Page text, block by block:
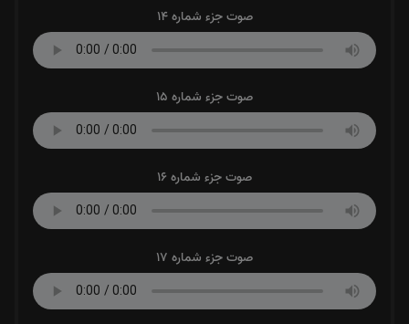
صوت جزء شماره 14
صوت جزء شماره 15
صوت جزء شماره 16
صوت جزء شماره 17